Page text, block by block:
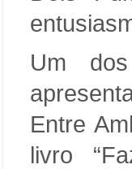
Um
Entre
livro